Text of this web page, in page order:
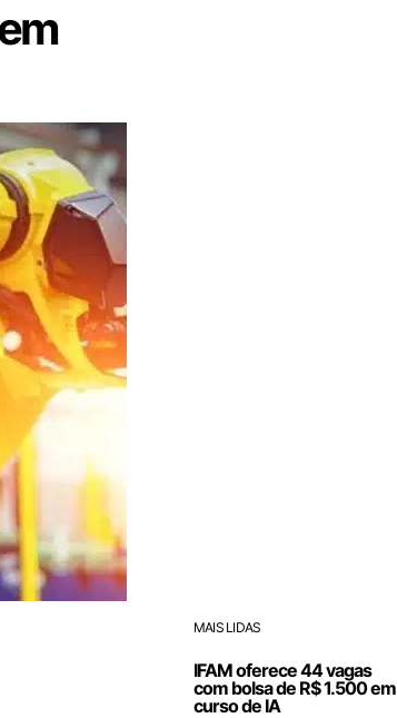
MAIS LIDAS
IFAM oferece 44 vagas
com bolsa de R$ 1.500 em
curso de IA